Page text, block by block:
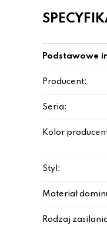
Podstawowe
Producent:
Seria:
Kolor
Styl:
Materiał
Rodzaj